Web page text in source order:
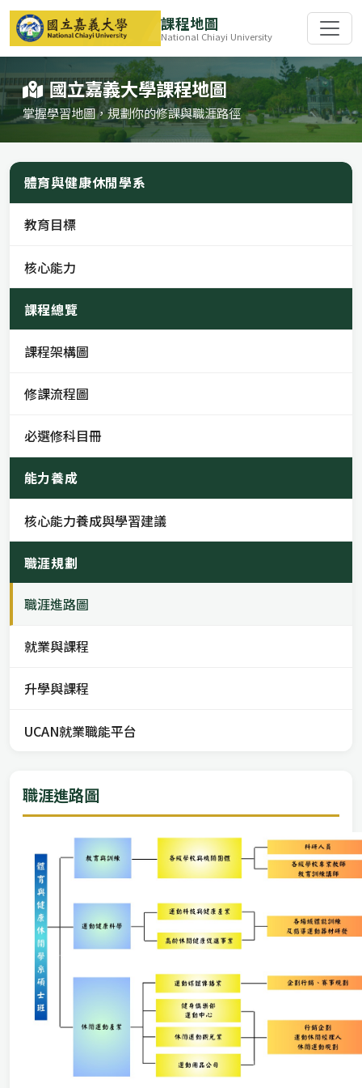
課程地圖
National Chiayi University
國立嘉義大學課程地圖
掌握學習地圖，規劃你的修課與職涯路徑
體育與健康休閒學系
教育目標
核心能力
課程總覽
課程架構圖
修課流程圖
必選修科目冊
能力養成
核心能力養成與學習建議
職涯規劃
職涯進路圖
就業與課程
升學與課程
UCAN就業職能平台
職涯進路圖